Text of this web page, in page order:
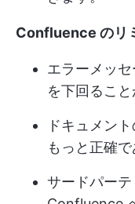
Confluence のリ
エラーメッ
を下回ること
ドキュメン
もっと正確で
サードパー